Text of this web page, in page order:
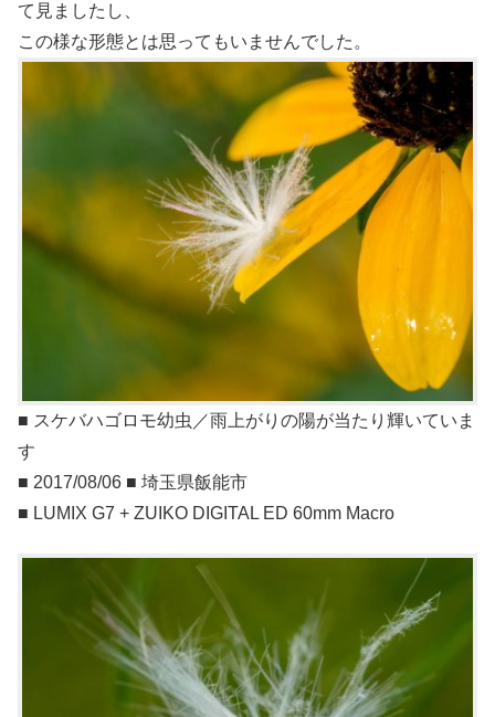
て見ましたし、
この様な形態とは思ってもいませんでした。
■ スケバハゴロモ幼虫／雨上がりの陽が当たり輝いていま
す
■ 2017/08/06 ■ 埼玉県飯能市
■ LUMIX G7 + ZUIKO DIGITAL ED 60mm Macro